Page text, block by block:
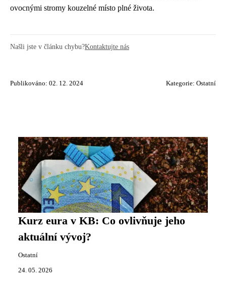
ovocnými stromy kouzelné místo plné života.
Našli jste v článku chybu?Kontaktujte nás
Publikováno: 02. 12. 2024 Kategorie: Ostatní
Kurz eura v KB: Co ovlivňuje jeho
aktuální vývoj?
Ostatní
24. 05. 2026